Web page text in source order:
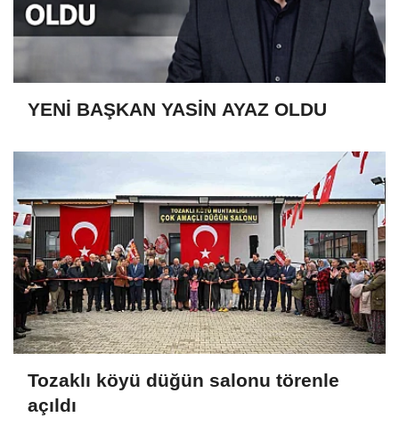
YENİ BAŞKAN YASİN AYAZ OLDU
Tozaklı köyü düğün salonu törenle
açıldı